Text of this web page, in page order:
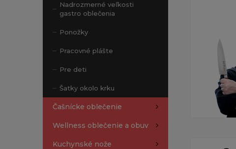
Nadrozmerné veľkosti
gastro oblečenia
Ponožky
Pracovné plášte
Pre deti
Šatky okolo krku
Čašnícke oblečenie
Wellness oblečenie a obuv
Kuchynské nože